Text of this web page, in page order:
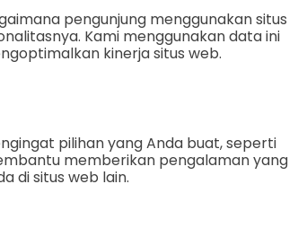
pengunjung menggunakan situs
Kami menggunakan data ini
kinerja situs web.
pilihan yang Anda buat, seperti
memberikan pengalaman yang
di situs web lain.